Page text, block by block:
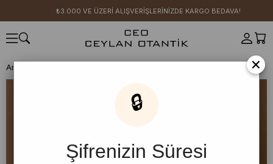
₺3.000 VE ÜZERİ ALIŞVERİŞLERİNİZDE KARGO BEDAVA!
Anasayfa ×
🔒
Şifrenizin Süresi